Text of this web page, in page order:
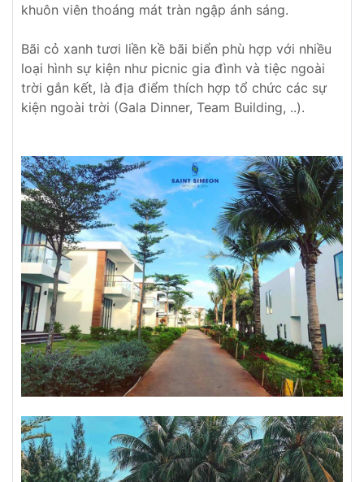
khuôn viên thoáng mát tràn ngập ánh sáng.
Bãi cỏ xanh tươi liền kề bãi biển phù hợp với nhiều
loại hình sự kiện như picnic gia đình và tiệc ngoài
trời gắn kết, là địa điểm thích hợp tổ chức các sự
kiện ngoài trời (Gala Dinner, Team Building, ..).